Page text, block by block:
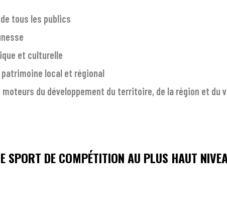
tous les publics
et culturelle
local et régional
du développement du territoire, de la région et du
SPORT DE COMPÉTITION AU PLUS HAUT